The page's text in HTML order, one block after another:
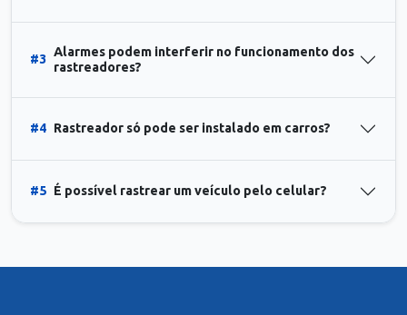
#3
Alarmes podem interferir no funcionamento dos
rastreadores?
#4 Rastreador só pode ser instalado em carros?
#5 É possível rastrear um veículo pelo celular?